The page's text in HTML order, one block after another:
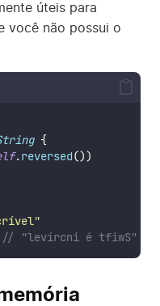
úteis para
você não possui o
{
.reversed())
"
// "levírcni é tfiwS"